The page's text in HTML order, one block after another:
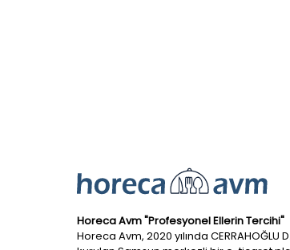
Horeca Avm "Profesyonel Ellerin Tercihi"
Horeca Avm, 2020 yılında CERRAHOĞLU